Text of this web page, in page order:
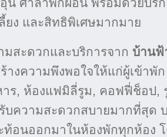
ยง และสิทธิพิเศษมากมาย
มสะดวกและบริการจาก บ้านฟ้
างความพึงพอใจให้แก่ผู้เข้าพั
ร, ห้องแฟมิลี่รูม, คอฟฟี่ช็อป,
บความสะดวกสบายมากที่สุด
ท้อนออกมาในห้องพักทุกห้อง